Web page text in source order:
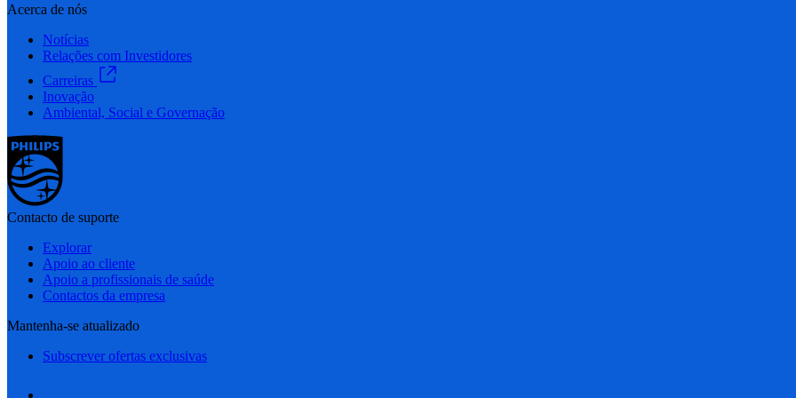
Acerca de nós
Notícias
Relações com Investidores
Carreiras
Inovação
Ambiental, Social e Governação
Contacto de suporte
Explorar
Apoio ao cliente
Apoio a profissionais de saúde
Contactos da empresa
Mantenha-se atualizado
Subscrever ofertas exclusivas